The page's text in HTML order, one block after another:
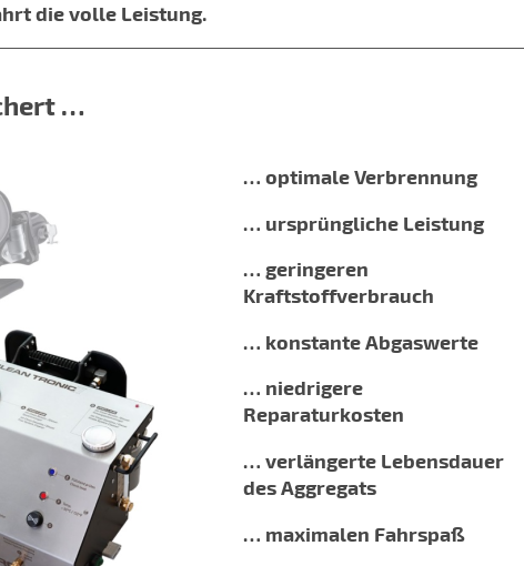
die volle Leistung.
…
… optimale Verbrennung
… ursprüngliche Leistung
… geringeren
Kraftstoffverbrauch
… konstante Abgaswerte
… niedrigere
Reparaturkosten
… verlängerte Lebensdauer
des Aggregats
… maximalen Fahrspaß